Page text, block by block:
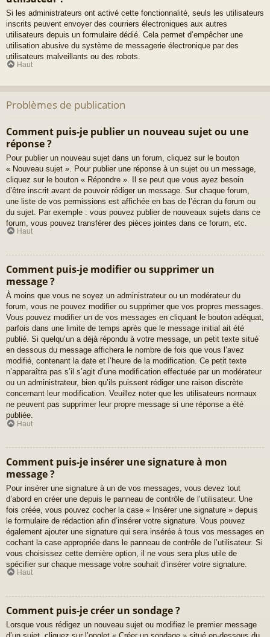
Si les administrateurs ont activé cette fonctionnalité, seuls les utilisateurs
inscrits peuvent envoyer des courriers électroniques aux autres
utilisateurs depuis un formulaire dédié. Cela permet d’empêcher une
utilisation abusive du système de messagerie électronique par des
utilisateurs malveillants ou des robots.
Haut
Problèmes de publication
Comment puis-je publier un nouveau sujet ou une
réponse ?
Pour publier un nouveau sujet dans un forum, cliquez sur le bouton
« Nouveau sujet ». Pour publier une réponse à un sujet ou un message,
cliquez sur le bouton « Répondre ». Il se peut que vous ayez besoin
d’être inscrit avant de pouvoir rédiger un message. Sur chaque forum,
une liste de vos permissions est affichée en bas de l’écran du forum ou
du sujet. Par exemple : vous pouvez publier de nouveaux sujets dans ce
forum, vous pouvez transférer des pièces jointes dans ce forum, etc.
Haut
Comment puis-je modifier ou supprimer un
message ?
À moins que vous ne soyez un administrateur ou un modérateur du
forum, vous ne pouvez modifier ou supprimer que vos propres messages.
Vous pouvez modifier un de vos messages en cliquant le bouton adéquat,
parfois dans une limite de temps après que le message initial ait été
publié. Si quelqu’un a déjà répondu à votre message, un petit texte situé
en dessous du message affichera le nombre de fois que vous l’avez
modifié, contenant la date et l’heure de la modification. Ce petit texte
n’apparaîtra pas s’il s’agit d’une modification effectuée par un modérateur
ou un administrateur, bien qu’ils puissent rédiger une raison discrète
concernant leur modification. Veuillez noter que les utilisateurs normaux
ne peuvent pas supprimer leur propre message si une réponse a été
publiée.
Haut
Comment puis-je insérer une signature à mon
message ?
Pour insérer une signature à un de vos messages, vous devez tout
d’abord en créer une depuis le panneau de contrôle de l’utilisateur. Une
fois créée, vous pouvez cocher la case « Insérer une signature » depuis
le formulaire de rédaction afin d’insérer votre signature. Vous pouvez
également ajouter une signature qui sera insérée à tous vos messages en
cochant la case appropriée dans le panneau de contrôle de l’utilisateur. Si
vous choisissez cette dernière option, il ne vous sera plus utile de
spécifier sur chaque message votre souhait d’insérer votre signature.
Haut
Comment puis-je créer un sondage ?
Lorsque vous rédigez un nouveau sujet ou modifiez le premier message